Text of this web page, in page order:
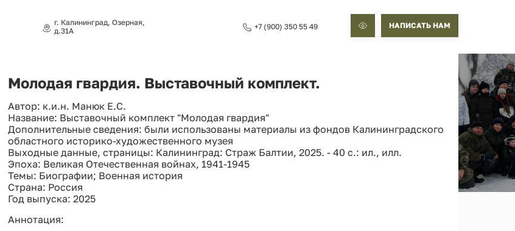
г. Калининград, Озерная,
д.31А
+7 (900) 350 55 49 НАПИСАТЬ НАМ
Молодая гвардия. Выставочный комплект.
Автор: к.и.н. Манюк Е.С.
Название: Выставочный комплект "Молодая гвардия"
Дополнительные сведения: были использованы материалы из фондов Калининградского
областного историко-художественного музея
Выходные данные, страницы: Калининград: Страж Балтии, 2025. - 40 с.: ил., илл.
Эпоха: Великая Отечественная войнах, 1941-1945
Темы: Биографии; Военная история
Страна: Россия
Год выпуска: 2025
Аннотация: